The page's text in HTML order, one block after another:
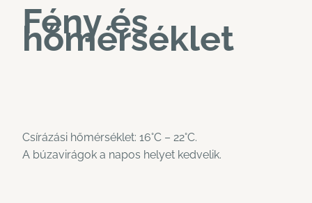
Fény és
hőmérséklet
Csírázási hőmérséklet: 16°C – 22°C.
A búzavirágok a napos helyet kedvelik.